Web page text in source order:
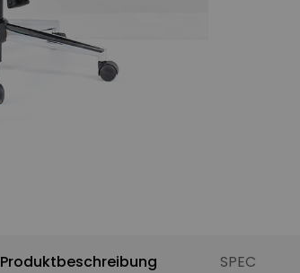
Produktbeschreibung SPEC